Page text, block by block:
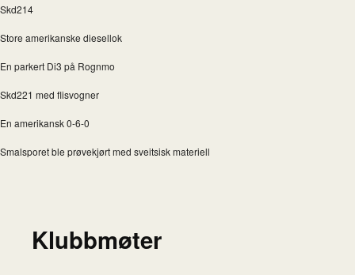
Skd214
Store amerikanske diesellok
En parkert Di3 på Rognmo
Skd221 med flisvogner
En amerikansk 0-6-0
Smalsporet ble prøvekjørt med sveitsisk materiell
Klubbmøter